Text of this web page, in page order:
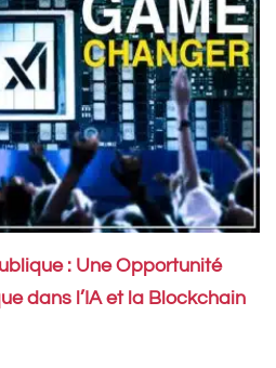
: Une Opportunité
dans l’IA et la Blockchain